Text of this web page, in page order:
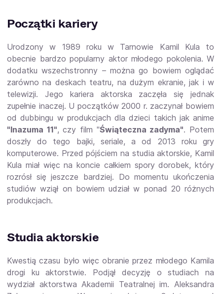
Początki kariery
Urodzony w 1989 roku w Tarnowie Kamil Kula to
obecnie bardzo popularny aktor młodego pokolenia. W
dodatku wszechstronny – można go bowiem oglądać
zarówno na deskach teatru, na dużym ekranie, jak i w
telewizji. Jego kariera aktorska zaczęła się jednak
zupełnie inaczej. U początków 2000 r. zaczynał bowiem
od dubbingu w produkcjach dla dzieci takich jak anime
"Inazuma 11", czy film "Świąteczna zadyma". Potem
doszły do tego bajki, seriale, a od 2013 roku gry
komputerowe. Przed pójściem na studia aktorskie, Kamil
Kula miał więc na koncie całkiem spory dorobek, który
rozrósł się jeszcze bardziej. Do momentu ukończenia
studiów wziął on bowiem udział w ponad 20 różnych
produkcjach.
Studia aktorskie
Kwestią czasu było więc obranie przez młodego Kamila
drogi ku aktorstwie. Podjął decyzję o studiach na
wydział aktorstwa Akademii Teatralnej im. Aleksandra